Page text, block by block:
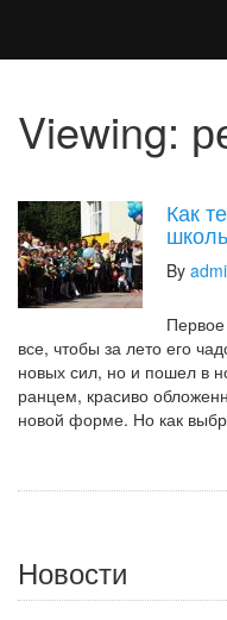
Viewing:
Как
By
все, чтобы за лето его
новых сил, но и пошел в
ранцем, красиво
новой форме. Но как
Новости